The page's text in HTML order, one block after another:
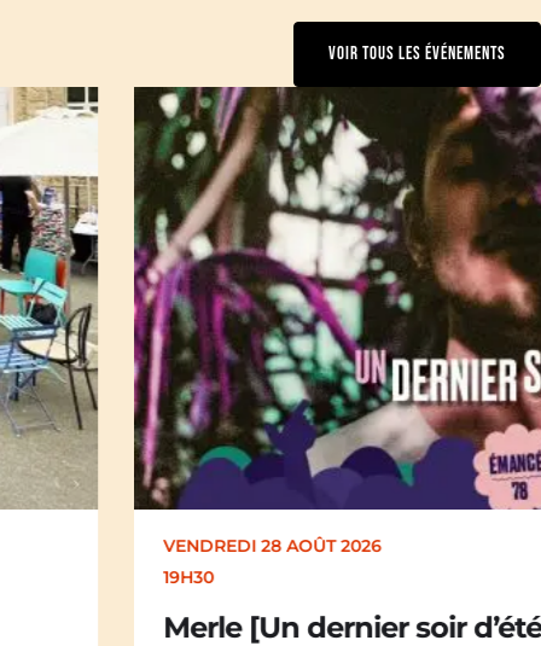
VOIR TOUS LES ÉVÉNEMENTS
VENDREDI 28 AOÛT 2026
Merle [Un dernier soir d’été :